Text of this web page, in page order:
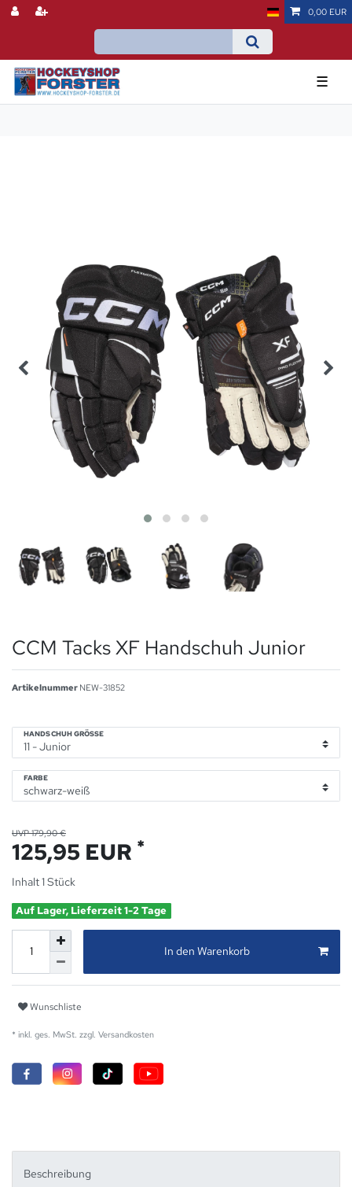
0,00 EUR
☰
CCM Tacks XF Handschuh Junior
Artikelnummer NEW-31852
HANDSCHUH GRÖSSE
FARBE
UVP 179,90 €
125,95 EUR *
Inhalt1Stück
Auf Lager, Lieferzeit 1-2 Tage
In den Warenkorb
Wunschliste
* inkl. ges. MwSt. zzgl. Versandkosten
Beschreibung